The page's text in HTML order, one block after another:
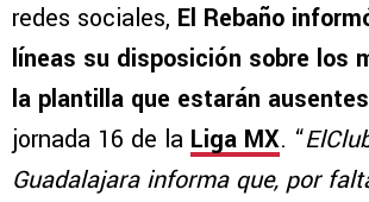
redes sociales, El Rebaño
líneas su disposición sobre los
la plantilla que estarán ausentes
jornada 16 de la Liga MX. “
Guadalajara informa que, por